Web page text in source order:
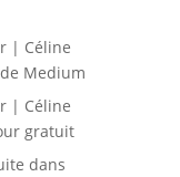
| Céline
Medium
| Céline
gratuit
dans